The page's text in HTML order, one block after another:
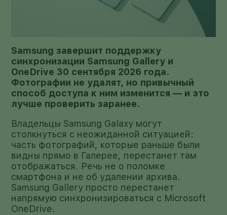
Samsung завершит поддержку
синхронизации Samsung Gallery и
OneDrive 30 сентября 2026 года.
Фотографии не удалят, но привычный
способ доступа к ним изменится — и это
лучше проверить заранее.
Владельцы Samsung Galaxy могут
столкнуться с неожиданной ситуацией:
часть фотографий, которые раньше были
видны прямо в Галерее, перестанет там
отображаться. Речь не о поломке
смартфона и не об удалении архива.
Samsung Gallery просто перестанет
напрямую синхронизироваться с Microsoft
OneDrive.